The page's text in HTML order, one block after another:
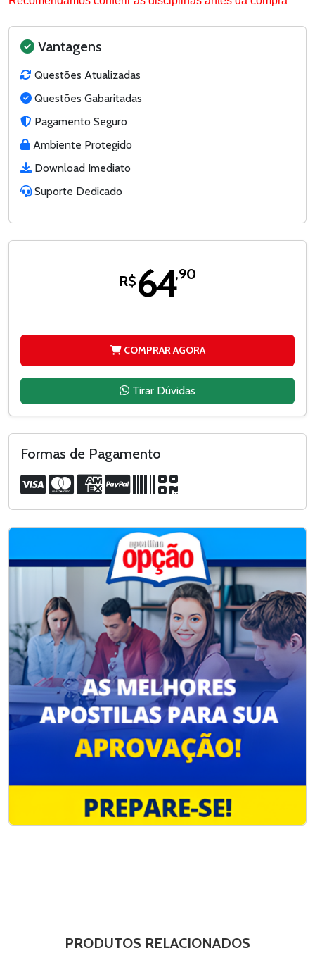
Vantagens
Questões Atualizadas
Questões Gabaritadas
Pagamento Seguro
Ambiente Protegido
Download Imediato
Suporte Dedicado
R$64,90
COMPRAR AGORA
Tirar Dúvidas
Formas de Pagamento
PRODUTOS RELACIONADOS